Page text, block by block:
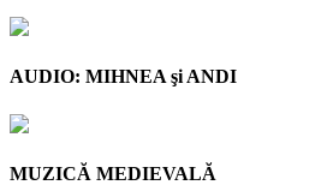
AUDIO: MIHNEA şi ANDI
MUZICĂ MEDIEVALĂ